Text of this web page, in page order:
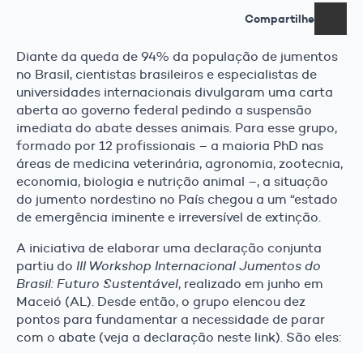
Compartilhe
Diante da queda de 94% da população de jumentos
no Brasil, cientistas brasileiros e especialistas de
universidades internacionais divulgaram uma carta
aberta ao governo federal pedindo a suspensão
imediata do abate desses animais. Para esse grupo,
formado por 12 profissionais – a maioria PhD nas
áreas de medicina veterinária, agronomia, zootecnia,
economia, biologia e nutrição animal –, a situação
do jumento nordestino no País chegou a um “estado
de emergência iminente e irreversível de extinção.
A iniciativa de elaborar uma declaração conjunta
partiu do III Workshop Internacional Jumentos do
Brasil: Futuro Sustentável, realizado em junho em
Maceió (AL). Desde então, o grupo elencou dez
pontos para fundamentar a necessidade de parar
com o abate (veja a declaração neste link). São eles: